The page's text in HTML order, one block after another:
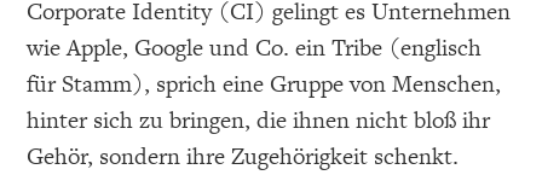
Corporate Identity (CI) gelingt es Unternehmen
wie Apple, Google und Co. ein Tribe (englisch
für Stamm), sprich eine Gruppe von Menschen,
hinter sich zu bringen, die ihnen nicht bloß ihr
Gehör, sondern ihre Zugehörigkeit schenkt.